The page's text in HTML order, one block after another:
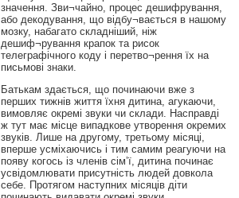
значення. Зви¬чайно, процес дешифрування,
або декодування, що відбу¬вається в нашому
мозку, набагато складніший, ніж
дешиф¬рування крапок та рисок
телеграфічного коду і перетво¬рення їх на
письмові знаки.
Батькам здається, що починаючи вже з
перших тижнів життя їхня дитина, агукаючи,
вимовляє окремі звуки чи склади. Насправді
ж тут має місце випадкове утворення окремих
звуків. Лише на другому, третьому місяці,
вперше усміхаючись і тим самим реагуючи на
появу когось із членів сім’ї, дитина починає
усвідомлювати присутність людей довкола
себе. Протягом наступних місяців діти